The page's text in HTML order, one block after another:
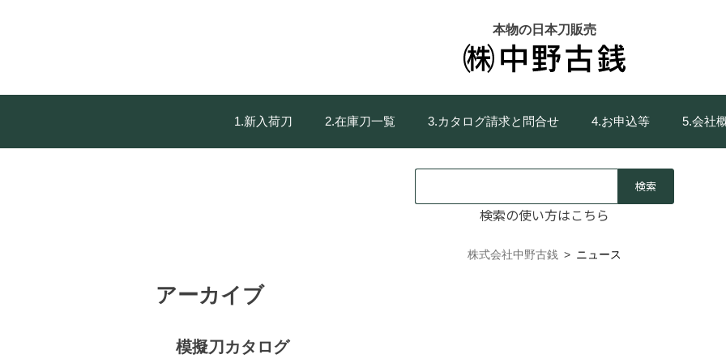
本物の日本刀販売
1.新入荷刀 2.在庫刀一覧 3.カタログ請求と問合せ 4.お申込等 5.会社
検索の使い方はこちら
株式会社中野古銭 > ニュース
アーカイブ
模擬刀カタログ